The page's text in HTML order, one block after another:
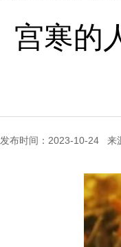
宫寒的
发布时间：2023-10-24